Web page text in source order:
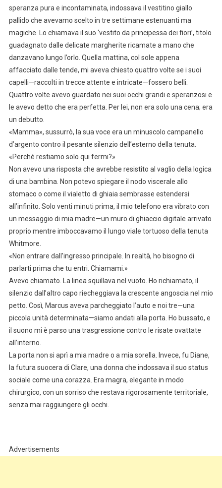
speranza pura e incontaminata, indossava il vestitino giallo
pallido che avevamo scelto in tre settimane estenuanti ma
magiche. Lo chiamava il suo ‘vestito da principessa dei fiori’, titolo
guadagnato dalle delicate margherite ricamate a mano che
danzavano lungo l’orlo. Quella mattina, col sole appena
affacciato dalle tende, mi aveva chiesto quattro volte se i suoi
capelli—raccolti in trecce attente e intricate—fossero belli.
Quattro volte avevo guardato nei suoi occhi grandi e speranzosi e
le avevo detto che era perfetta. Per lei, non era solo una cena; era
un debutto.
«Mamma», sussurrò, la sua voce era un minuscolo campanello
d’argento contro il pesante silenzio dell’esterno della tenuta.
«Perché restiamo solo qui fermi?»
Non avevo una risposta che avrebbe resistito al vaglio della logica
di una bambina. Non potevo spiegare il nodo viscerale allo
stomaco o come il vialetto di ghiaia sembrasse estendersi
all’infinito. Solo venti minuti prima, il mio telefono era vibrato con
un messaggio di mia madre—un muro di ghiaccio digitale arrivato
proprio mentre imboccavamo il lungo viale tortuoso della tenuta
Whitmore.
«Non entrare dall’ingresso principale. In realtà, ho bisogno di
parlarti prima che tu entri. Chiamami.»
Avevo chiamato. La linea squillava nel vuoto. Ho richiamato, il
silenzio dall’altro capo riecheggiava la crescente angoscia nel mio
petto. Così, Marcus aveva parcheggiato l’auto e noi tre—una
piccola unità determinata—siamo andati alla porta. Ho bussato, e
il suono mi è parso una trasgressione contro le risate ovattate
all’interno.
La porta non si aprì a mia madre o a mia sorella. Invece, fu Diane,
la futura suocera di Clare, una donna che indossava il suo status
sociale come una corazza. Era magra, elegante in modo
chirurgico, con un sorriso che restava rigorosamente territoriale,
senza mai raggiungere gli occhi.
Advertisements